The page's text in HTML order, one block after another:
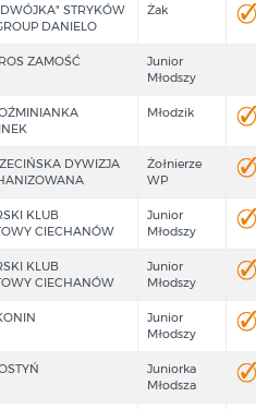
STRYKÓW
DANIELO
Żak
ZAMOŚĆ
Junior
Młodszy
Młodzik
DYWIZJA
Żołnierze
WP
KLUB
CIECHANÓW
Junior
Młodszy
KLUB
CIECHANÓW
Junior
Młodszy
Junior
Młodszy
Juniorka
Młodsza